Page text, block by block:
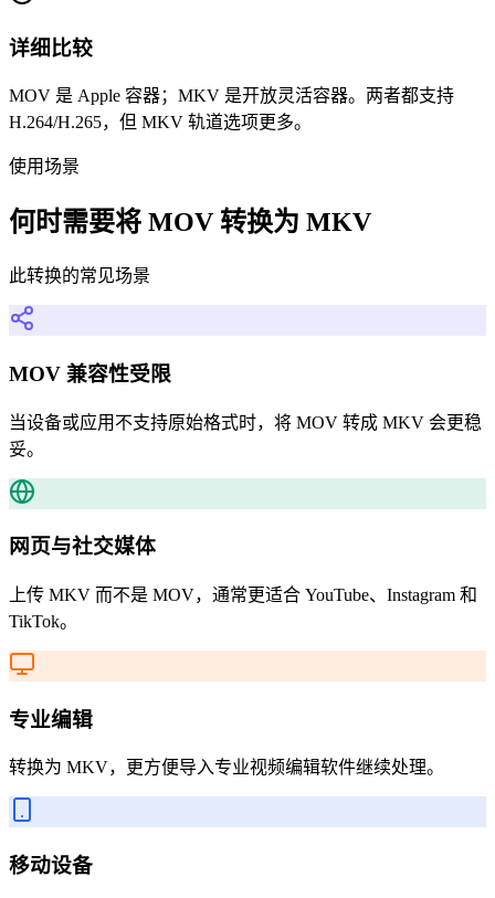
详细比较
MOV 是 Apple 容器；MKV 是开放灵活容器。两者都支持
H.264/H.265，但 MKV 轨道选项更多。
使用场景
何时需要将 MOV 转换为 MKV
此转换的常见场景
MOV 兼容性受限
当设备或应用不支持原始格式时，将 MOV 转成 MKV 会更稳
妥。
网页与社交媒体
上传 MKV 而不是 MOV，通常更适合 YouTube、Instagram 和
TikTok。
专业编辑
转换为 MKV，更方便导入专业视频编辑软件继续处理。
移动设备